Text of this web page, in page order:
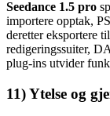
Seedance 1.5 pro
importere opptak,
deretter eksportere
redigeringssuiter,
plug-ins utvider
11) Ytelse og